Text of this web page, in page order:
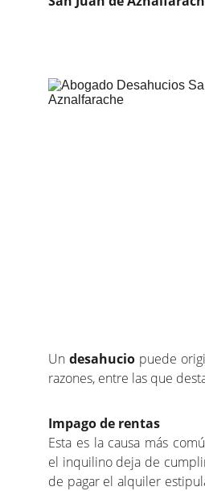
Un desahucio puede
razones, entre las que
Impago de rentas
Esta es la causa más
el inquilino deja de
de pagar el alquiler